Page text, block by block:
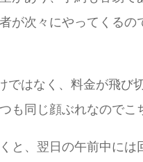
が次々にやってくる
はなく、料金が飛び
同じ顔ぶれなのでこ
と、翌日の午前中に